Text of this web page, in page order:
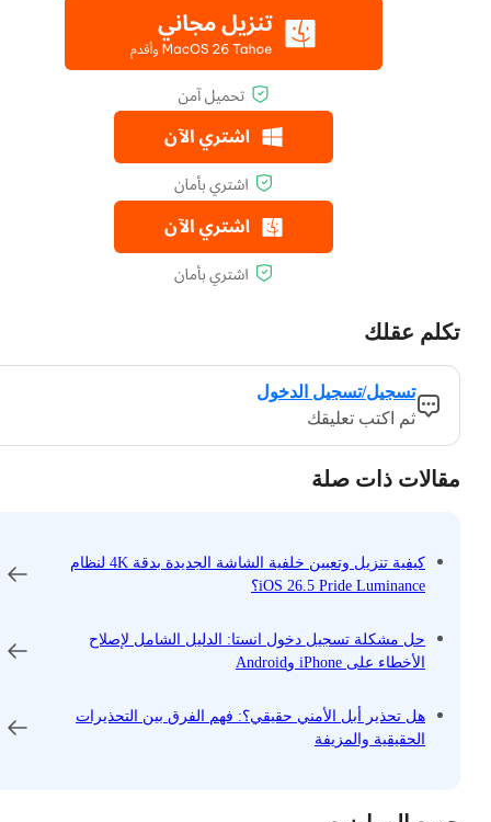
تكلم عقلك
تسجيل/تسجيل الدخول
ثم اكتب تعليقك
مقالات ذات صلة
كيفية تنزيل وتعيين خلفية الشاشة الجديدة بدقة 4K لنظام
iOS 26.5 Pride Luminance؟
حل مشكلة تسجيل دخول انستا: الدليل الشامل لإصلاح
الأخطاء على iPhone وAndroid
هل تحذير أبل الأمني ​​حقيقي؟: فهم الفرق بين التحذيرات
الحقيقية والمزيفة